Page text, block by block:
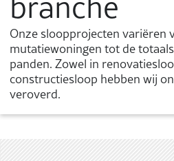
Onze sloopprojecten variëren
mutatiewoningen tot de
panden. Zowel in
constructiesloop hebben wij
veroverd.